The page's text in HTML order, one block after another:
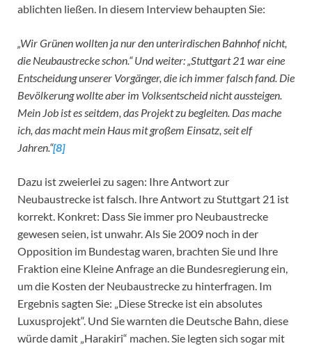
ablichten ließen. In diesem Interview behaupten Sie:
„Wir Grünen wollten ja nur den unterirdischen Bahnhof nicht,
die Neubaustrecke schon.“ Und weiter: „Stuttgart 21 war eine
Entscheidung unserer Vorgänger, die ich immer falsch fand. Die
Bevölkerung wollte aber im Volksentscheid nicht aussteigen.
Mein Job ist es seitdem, das Projekt zu begleiten. Das mache
ich, das macht mein Haus mit großem Einsatz, seit elf
Jahren.“[8]
Dazu ist zweierlei zu sagen: Ihre Antwort zur
Neubaustrecke ist falsch. Ihre Antwort zu Stuttgart 21 ist
korrekt. Konkret: Dass Sie immer pro Neubaustrecke
gewesen seien, ist unwahr. Als Sie 2009 noch in der
Opposition im Bundestag waren, brachten Sie und Ihre
Fraktion eine Kleine Anfrage an die Bundesregierung ein,
um die Kosten der Neubaustrecke zu hinterfragen. Im
Ergebnis sagten Sie: „Diese Strecke ist ein absolutes
Luxusprojekt“. Und Sie warnten die Deutsche Bahn, diese
würde damit „Harakiri“ machen. Sie legten sich sogar mit